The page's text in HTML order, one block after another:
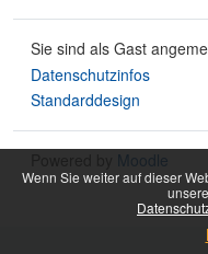
Wenn Sie weiter auf dieser
Sie sind als Gast
Datenschutzinfos
Standarddesign
Moodle